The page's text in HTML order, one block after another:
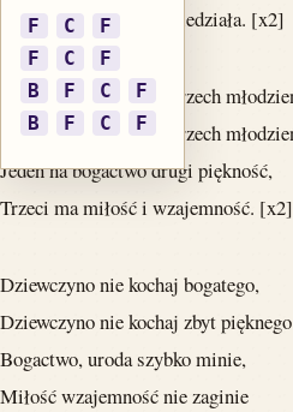
To bym Ci prawdę powiedziała. [x2]
Dziewczyno kochocie trzech
Dziewczyno kochocie trzech
Jeden na bogactwo drugi piękność,
Trzeci ma miłość i wzajemność. [x2]
Dziewczyno nie kochaj bogatego,
Dziewczyno nie kochaj zbyt pięknego
Bogactwo, uroda szybko minie,
Miłość wzajemność nie zaginie
F C
F
F
C
F
B
F C
F
B
F C F